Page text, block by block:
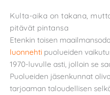
Kulta-aika on takana,
pitävät pintansa
Etenkin toisen
luonnehti puolueiden
1970-luvulle asti, jolloin se
Puolueiden jäsenkunnat
tarjoaman taloudellisen